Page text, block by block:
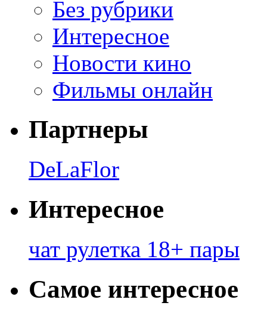
Без рубрики
Интересное
Новости кино
Фильмы онлайн
Партнеры
DeLaFlor
Интересное
чат рулетка 18+ пары
Самое интересное